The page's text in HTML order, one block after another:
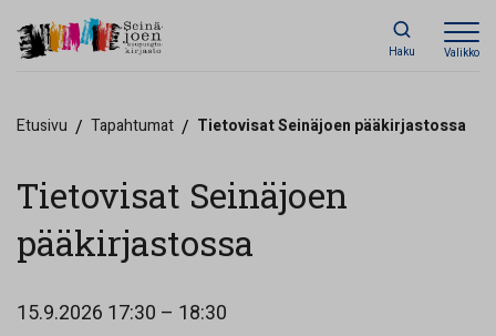
Haku Valikko
Etusivu / Tapahtumat / Tietovisat Seinäjoen pääkirjastossa
Tietovisat Seinäjoen
pääkirjastossa
15.9.2026 17:30 – 18:30